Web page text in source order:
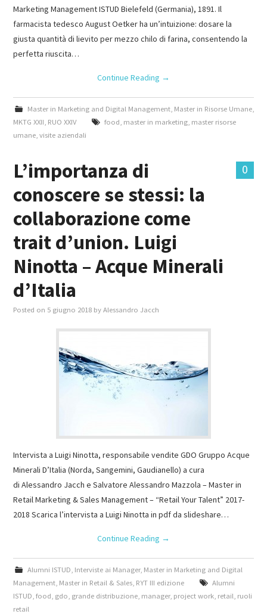
Marketing Management ISTUD Bielefeld (Germania), 1891. Il
farmacista tedesco August Oetker ha un’intuizione: dosare la
giusta quantità di lievito per mezzo chilo di farina, consentendo la
perfetta riuscita…
Continue Reading →
Master in Marketing and Digital Management, Master in Risorse Umane,
MKTG XXII RUO XXIV food master in marketing, master risorse
umane ,visite aziendali
0
L’importanza di
conoscere se stessi: la
collaborazione come
trait d’union. Luigi
Ninotta – Acque Minerali
d’Italia
Posted on 5 giugno 2018 byAlessandro Jacch
Intervista a Luigi Ninotta, responsabile vendite GDO Gruppo Acque
Minerali D’Italia (Norda, Sangemini, Gaudianello) a cura
di Alessandro Jacch e Salvatore Alessandro Mazzola – Master in
Retail Marketing & Sales Management – “Retail Your Talent” 2017-
2018 Scarica l’intervista a Luigi Ninotta in pdf da slideshare…
Continue Reading →
Alumni ISTUD Interviste ai Manager, Master in Marketing and Digital
Management Master in Retail & Sales RYT III edizione
Alumni
ISTUD ,food gdo grande distribuzione manager, project work retail ruoli
retail